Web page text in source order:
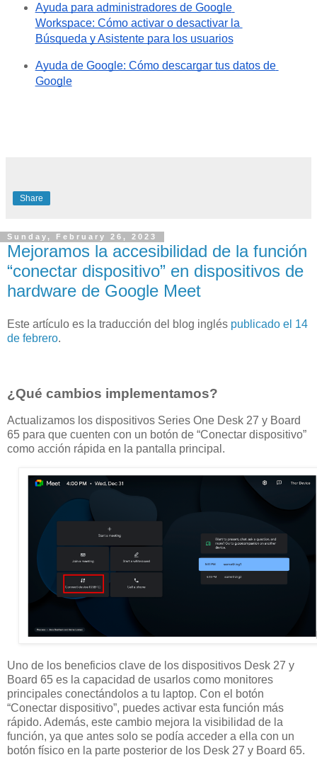
Ayuda para administradores de Google
Workspace: Cómo activar o desactivar la
Búsqueda y Asistente para los usuarios
Ayuda de Google: Cómo descargar tus datos de
Google
Share
Sunday, February 26, 2023
Mejoramos la accesibilidad de la función
“conectar dispositivo” en dispositivos de
hardware de Google Meet
Este artículo es la traducción del blog inglés publicado el 14
de febrero.
¿Qué cambios implementamos?
Actualizamos los dispositivos Series One Desk 27 y Board
65 para que cuenten con un botón de “Conectar dispositivo”
como acción rápida en la pantalla principal.
Uno de los beneficios clave de los dispositivos Desk 27 y
Board 65 es la capacidad de usarlos como monitores
principales conectándolos a tu laptop. Con el botón
“Conectar dispositivo”, puedes activar esta función más
rápido. Además, este cambio mejora la visibilidad de la
función, ya que antes solo se podía acceder a ella con un
botón físico en la parte posterior de los Desk 27 y Board 65.